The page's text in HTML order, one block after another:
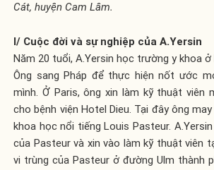
Cát, huyện Cam Lâm.
I/ Cuộc đời và sự nghiệp của A.Yersin
Năm 20 tuổi, A.Yersin học trường y khoa ở
Ông sang Pháp để thực hiện nốt ước
mình. Ở Paris, ông xin làm kỹ thuật viên
cho bệnh viện Hotel Dieu. Tại đây ông
khoa học nổi tiếng Louis Pasteur.
của Pasteur và xin vào làm kỹ thuật viên
vi trùng của Pasteur ở đường Ulm thành